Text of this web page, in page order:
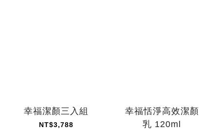
幸福潔顏三入組
NT$3,788
幸福恬淨高效潔顏
乳 120ml